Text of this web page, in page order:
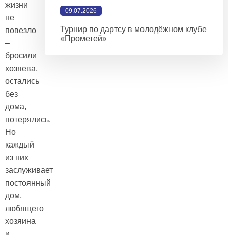
жизни
не
повезло
–
бросили
хозяева,
остались
без
дома,
потерялись.
Но
каждый
из них
заслуживает
постоянный
дом,
любящего
хозяина
09.07.2026
Турнир по дартсу в молодёжном клубе
«Прометей»